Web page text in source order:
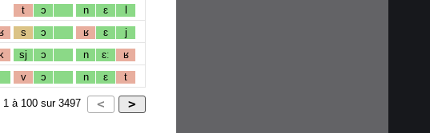
t ɔ n ɛ l
ʁ s ɔ ʁ ɛ j
sj ɔ n ɛː ʁ
v ɔ n ɛ t
1 à 100 sur 3497